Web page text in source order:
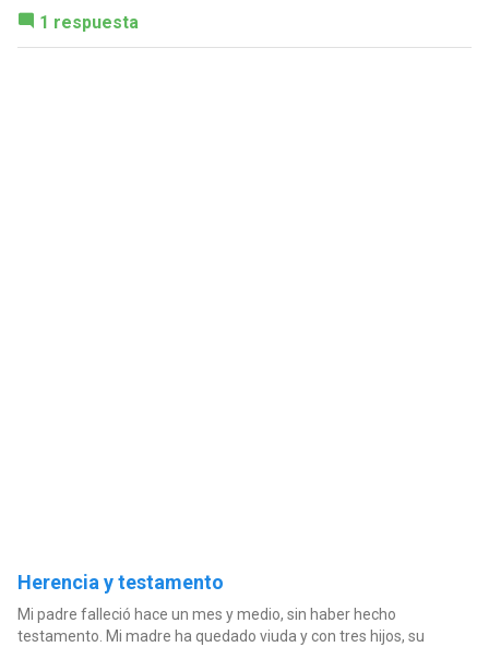
1 respuesta
Herencia y testamento
Mi padre falleció hace un mes y medio, sin haber hecho
testamento. Mi madre ha quedado viuda y con tres hijos, su